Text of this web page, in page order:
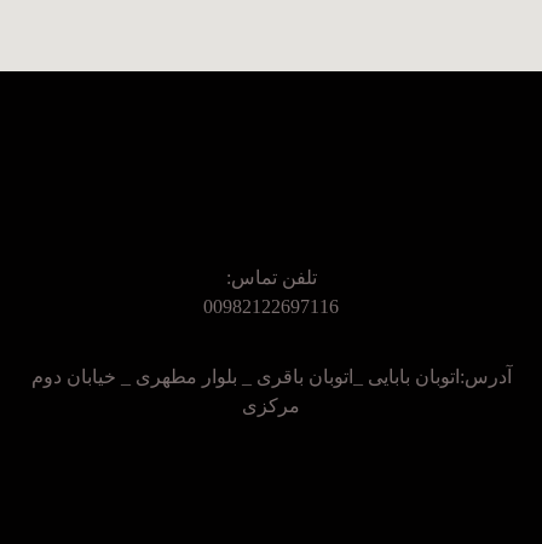
تلفن تماس:
00982122697116
آدرس:اتوبان بابایی _اتوبان باقری _ بلوار مطهری _ خیابان دوم
مرکزی